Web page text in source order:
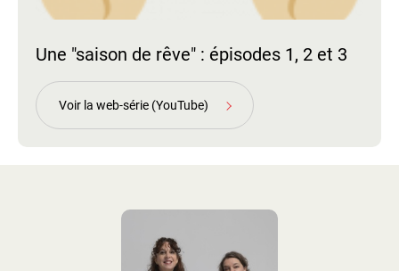
Une "saison de rêve" : épisodes 1, 2 et 3
Voir la web-série (YouTube)